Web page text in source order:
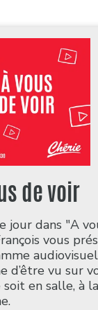
de voir
jour dans "A
vous
d’être vu sur
soit en salle, à